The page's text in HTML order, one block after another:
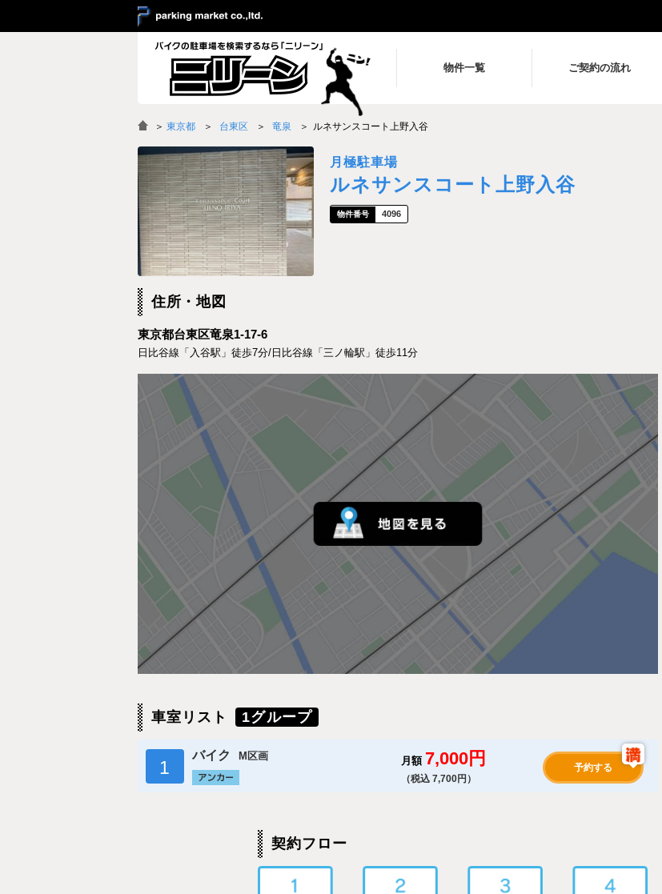
物件一覧 ご契約の流れ
＞ 東京都 台東区 竜泉 ルネサンスコート上野入谷
月極駐車場
ルネサンスコート上野入谷
4096
住所・地図
東京都台東区竜泉1-17-6
日比谷線「入谷駅」徒歩7分/日比谷線「三ノ輪駅」徒歩11分
車室リスト 1グループ
1
バイク M区画 月額 7,000円
（税込 7,700円）
予約する
契約フロー